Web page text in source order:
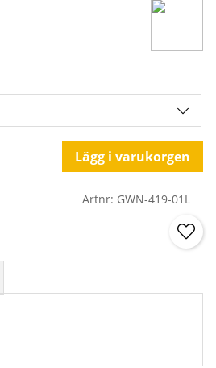
Lägg i varukorgen
Artnr: GWN-419-01L